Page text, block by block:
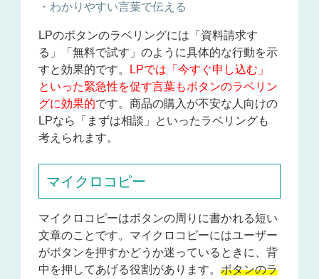
・わかりやすい言葉で伝える
LPのボタンのラベリングには「資料請求す
る」「無料で試す」のように具体的な行動を示
すと効果的です。
LPでは「今すぐ申し込む」
といった緊急性を促す言葉もボタンのラベリン
グに効果的です。商品の購入が不安な人向けの
LPなら「まずは相談」といったラベリングも
考えられます。
マイクロコピー
マイクロコピーはボタンの周りに書かれる短い
文章のことです。マイクロコピーにはユーザー
がボタンを押すかどうか迷っているときに、背
中を押してあげる役割があります。ボタンのラ